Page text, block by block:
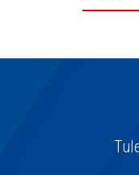
navigatsioon